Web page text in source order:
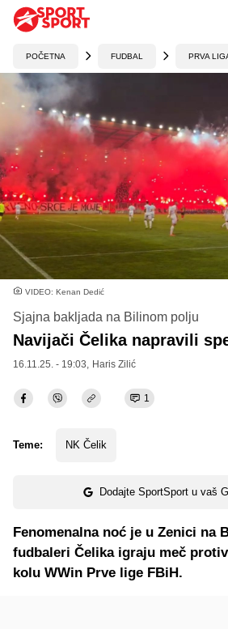
POČETNA FUDBAL PRVA
VIDEO: Kenan Dedić
Sjajna bakljada na Bilinom polju
Navijači Čelika napravili
16.11.25. - 19:03, Haris Zilić
1
Teme: NK Čelik
Dodajte SportSport u vaš
Fenomenalna noć je u Zenici na
fudbaleri Čelika igraju meč protiv
kolu WWin Prve lige FBiH.